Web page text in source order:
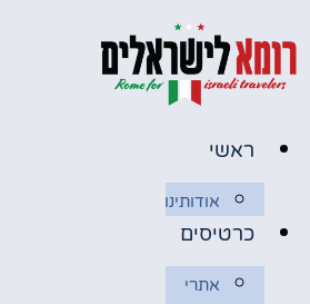
לתוכן
ראשי
אודותינו
כרטיסים
אתרי